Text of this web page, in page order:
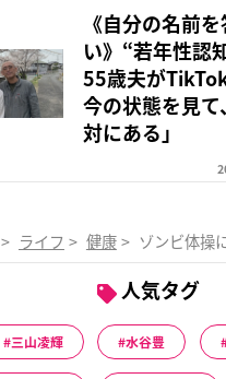
《自分の名前
い》“若年性認
55歳夫が
今の状態を見
対にある」
> ライフ > 健康 > ゾンビ体操
人気タグ
三山凌輝 水谷豊